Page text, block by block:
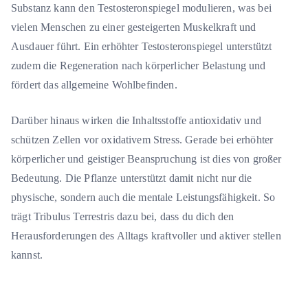
Substanz kann den Testosteronspiegel modulieren, was bei
vielen Menschen zu einer gesteigerten Muskelkraft und
Ausdauer führt. Ein erhöhter Testosteronspiegel unterstützt
zudem die Regeneration nach körperlicher Belastung und
fördert das allgemeine Wohlbefinden.
Darüber hinaus wirken die Inhaltsstoffe antioxidativ und
schützen Zellen vor oxidativem Stress. Gerade bei erhöhter
körperlicher und geistiger Beanspruchung ist dies von großer
Bedeutung. Die Pflanze unterstützt damit nicht nur die
physische, sondern auch die mentale Leistungsfähigkeit. So
trägt Tribulus Terrestris dazu bei, dass du dich den
Herausforderungen des Alltags kraftvoller und aktiver stellen
kannst.